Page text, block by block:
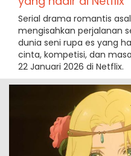
Serial drama romantis
mengisahkan perjalanan
dunia seni rupa es yang
cinta, kompetisi, dan
22 Januari 2026 di Netflix.